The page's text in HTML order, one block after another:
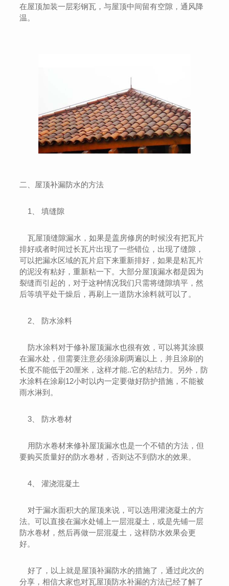
在屋顶加装一层彩钢瓦，与屋顶中间留有空隙，通风降
温。
二、屋顶补漏防水的方法
1、 填缝隙
瓦屋顶缝隙漏水，如果是盖房修房的时候没有把瓦片
排好或者时间过长瓦片出现了一些错位，出现了缝隙，
可以把漏水区域的瓦片启下来重新排好，如果是粘瓦片
的泥没有粘好，重新粘一下。大部分屋顶漏水都是因为
裂缝而引起的，对于这种情况我们只需将缝隙填平，然
后等填平处干燥后，再刷上一道防水涂料就可以了。
2、 防水涂料
防水涂料对于修补屋顶漏水也很有效，可以将其涂膜
在漏水处，但需要注意必须涂刷两遍以上，并且涂刷的
长度不能低于20厘米，这样才能..它的粘结力。另外，防
水涂料在涂刷12小时以内一定要做好防护措施，不能被
雨水淋到。
3、 防水卷材
用防水卷材来修补屋顶漏水也是一个不错的方法，但
要购买质量好的防水卷材，否则达不到防水的效果。
4、 灌浇混凝土
对于漏水面积大的屋顶来说，可以选用灌浇凝土的方
法。可以直接在漏水处铺上一层混凝土，或是先铺一层
防水卷材，然后再做一层混凝土，这样防水效果会更
好。
好了，以上就是屋顶补漏防水的措施了，通过此次的
分享，相信大家也对瓦屋顶防水补漏的方法已经了解了